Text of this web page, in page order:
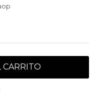
CARRITO